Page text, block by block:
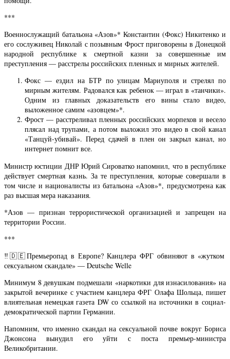
***
Военнослужащий батальона «Азов»* Константин (Фокс) Никитенко и
его сослуживец Николай с позывным Фрост приговорены в Донецкой
народной республике к смертной казни за совершенные им
преступления — расстрелы российских пленных и мирных жителей.
Фокс — ездил на БТР по улицам Мариуполя и стрелял по
мирным жителям. Радовался как ребенок — играл в «танчики».
Одним из главных доказательств его вины стало видео,
выложенное самим «азовцем»*.
Фрост — расстреливал пленных российских морпехов и весело
плясал над трупами, а потом выложил это видео в свой канал
«Танцуй-убивай». Перед сдачей в плен он закрыл канал, но
интернет помнит все.
Министр юстиции ДНР Юрий Сироватко напомнил, что в республике
действует смертная казнь. За те преступления, которые совершали в
том числе и националисты из батальона «Азов»*, предусмотрена как
раз высшая мера наказания.
*Азов — признан террористической организацией и запрещен на
территории России.
***
‼️🇩🇪Премьеропад в Европе? Канцлера ФРГ обвиняют в «жутком
сексуальном скандале» — Deutsche Welle
Минимум 8 девушкам подмешали «наркотики для изнасилования» на
закрытой вечеринке с участием канцлера ФРГ Олафа Шольца, пишет
влиятельная немецкая газета DW со ссылкой на источники в социал-
демократической партии Германии.
Напомним, что именно скандал на сексуальной почве вокруг Бориса
Джонсона вынудил его уйти с поста премьер-министра
Великобритании.